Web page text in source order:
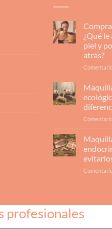
¿Qué
piel y
atrás?
profesionales